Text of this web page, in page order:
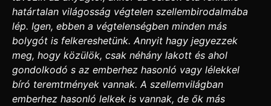
határtalan világosság végtelen szellembirodalmába
lép. Igen, ebben a végtelenségben minden más
bolygót is felkereshetünk. Annyit hagy jegyezzek
meg, hogy közülök, csak néhány lakott és ahol
gondolkodó s az emberhez hasonló vagy lélekkel
bíró teremtmények vannak. A szellemvilágban
emberhez hasonló lelkek is vannak, de ők más